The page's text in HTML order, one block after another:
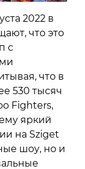
2022 в
что это
с
что в
530 тысяч
Fighters,
яркий
на Sziget
шоу, но и